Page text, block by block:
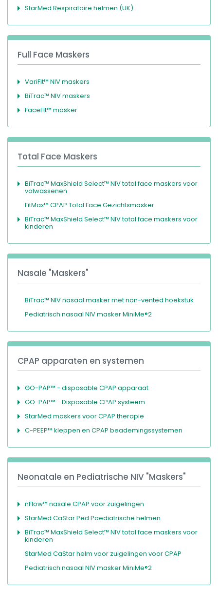
StarMed Respiratoire helmen (UK)
Full Face Maskers
VariFit™ NIV maskers
BiTrac™ NIV maskers
FaceFit™ masker
Total Face Maskers
BiTrac™ MaxShield Select™ NIV total face maskers voor
volwassenen
FitMax™ CPAP Total Face Gezichtsmasker
BiTrac™ MaxShield Select™ NIV total face maskers voor
kinderen
Nasale "Maskers"
BiTrac™ NIV nasaal masker met non-vented hoekstuk
Pediatrisch nasaal NIV masker MiniMe®2
CPAP apparaten en systemen
GO-PAP™ - disposable CPAP apparaat
GO-PAP™ - Disposable CPAP systeem
StarMed maskers voor CPAP therapie
C-PEEP™ kleppen en CPAP beademingssystemen
Neonatale en Pediatrische NIV "Maskers"
nFlow™ nasale CPAP voor zuigelingen
StarMed CaStar Ped Paediatrische helmen
BiTrac™ MaxShield Select™ NIV total face maskers voor
kinderen
StarMed CaStar helm voor zuigelingen voor CPAP
Pediatrisch nasaal NIV masker MiniMe®2